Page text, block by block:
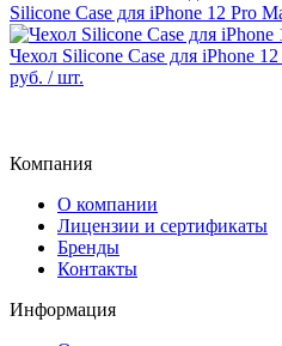
Silicone Case для iPhone 12 Pro
Чехол Silicone Case для iPhone
руб. / шт.
Компания
О компании
Лицензии и сертификаты
Бренды
Контакты
Информация